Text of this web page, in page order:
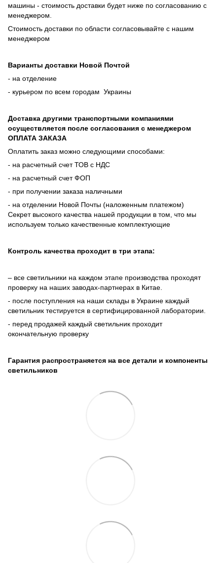
машины - стоимость доставки будет ниже по согласованию с
менеджером.
Стоимость доставки по области согласовывайте с нашим
менеджером
Варианты доставки Новой Почтой
- на отделение
- курьером по всем городам Украины
Доставка другими транспортными компаниями
осуществляется после согласования с менеджером
ОПЛАТА ЗАКАЗА
Оплатить заказ можно следующими способами:
- на расчетный счет ТОВ с НДС
- на расчетный счет ФОП
- при получении заказа наличными
- на отделении Новой Почты (наложенным платежом)
Секрет высокого качества нашей продукции в том, что мы
используем только качественные комплектующие
Контроль качества проходит в три этапа:
– все светильники на каждом этапе производства проходят
проверку на наших заводах-партнерах в Китае.
- после поступления на наши склады в Украине каждый
светильник тестируется в сертифицированной лаборатории.
- перед продажей каждый светильник проходит
окончательную проверку
Гарантия распространяется на все детали и компоненты
светильников